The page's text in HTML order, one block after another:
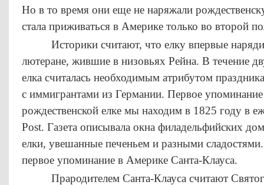
Но в то время они еще не наряжали
стала приживаться в Америке только во второй
Историки считают, что елку впервые
лютеране, жившие в низовьях Рейна. В течение
елка считалась необходимым атрибутом
с иммигрантами из Германии. Первое
рождественской елке мы находим в 1825 году в
Post. Газета описывала окна филадельфийских
елки, увешанные печеньем и разными
первое упоминание в Америке Санта-Клауса.
Прародителем Санта-Клауса считают